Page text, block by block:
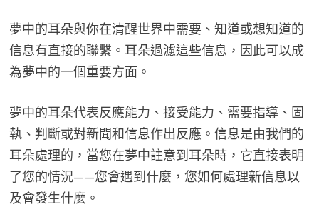
夢中的耳朵與你在清醒世界中需要、知道或想知道的
信息有直接的聯繫。耳朵過濾這些信息，因此可以成
為夢中的一個重要方面。
夢中的耳朵代表反應能力、接受能力、需要指導、固
執、判斷或對新聞和信息作出反應。信息是由我們的
耳朵處理的，當您在夢中註意到耳朵時，它直接表明
了您的情況——您會遇到什麼，您如何處理新信息以
及會發生什麼。